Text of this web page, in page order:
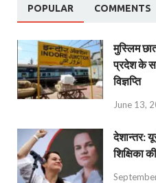
POPULAR COMMENTS
मुस्लिम
प्रदेश के
विज्ञप्ति
June 13,
देशान्‍तर:
शिक्षिका